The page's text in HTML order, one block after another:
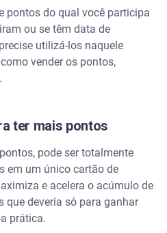
pontos do qual você participa
ou se têm data de
utilizá-los naquele
vender os pontos,
ter mais pontos
pode ser totalmente
em um único cartão de
e acelera o acúmulo de
que deveria só para ganhar
prática.